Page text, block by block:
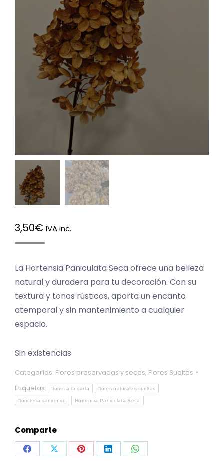
3,50€ IVA inc.
La Hortensia Paniculata Seca ofrece una belleza
natural y duradera para tu decoración. Con su
textura y tonos rústicos, aporta un encanto
atemporal y sin mantenimiento a cualquier
espacio.
Sin existencias
Categorías: Flores preservadas y secas, Flores Sueltas
Etiquetas:
flores a la carta flores naturales sueltas
floristeria sanxenxo Hortensia Paniculata Seca
Comparte
Share Share Share Share Share